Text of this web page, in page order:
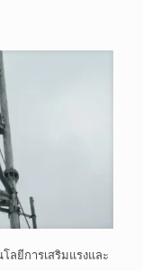
ลยีการเสริมแรงและ